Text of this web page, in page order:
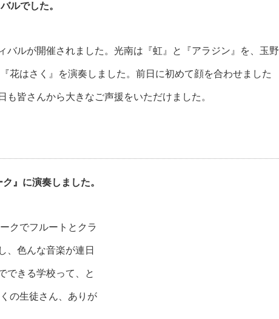
ルでした。
バルが開催されました。光南は『虹』と『アラジン』を、玉野
花はさく』を演奏しました。前日に初めて顔を合わせました
皆さんから大きなご声援をいただけました。
』に演奏しました。
クでフルートとクラ
、色んな音楽が連日
できる学校って、と
の生徒さん、ありが